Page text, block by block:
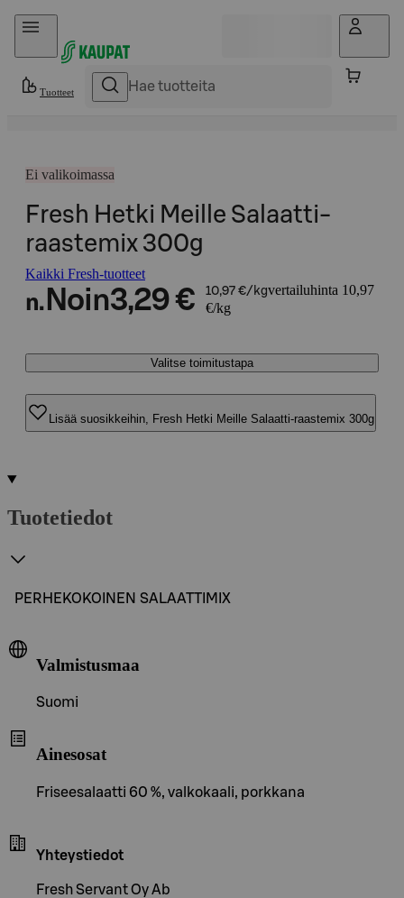
Hyppää sisältöön
Tuotteet
Ei valikoimassa
Fresh Hetki Meille Salaatti-
raastemix 300g
Kaikki Fresh-tuotteet
n. Noin3,29 € 10,97 €/kgvertailuhinta 10,97
€/kg
Valitse toimitustapa
Lisää suosikkeihin, Fresh Hetki Meille Salaatti-raastemix 300g
Tuotetiedot
PERHEKOKOINEN SALAATTIMIX
Valmistusmaa
Suomi
Ainesosat
Friseesalaatti 60 %, valkokaali, porkkana
Yhteystiedot
Fresh Servant Oy Ab